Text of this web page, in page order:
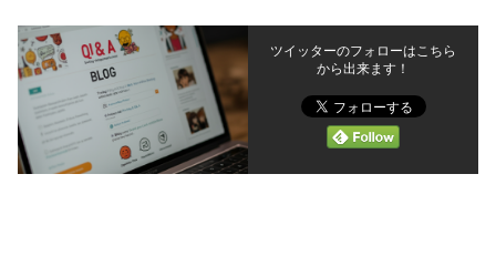
ツイッターのフォローはこちら
から出来ます！